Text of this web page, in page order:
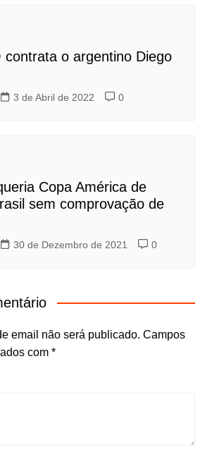
contrata o argentino Diego
3 de Abril de 2022 0
Copa América de
sem comprovação de
30 de Dezembro de 2021 0
email não será publicado. Campos
com *